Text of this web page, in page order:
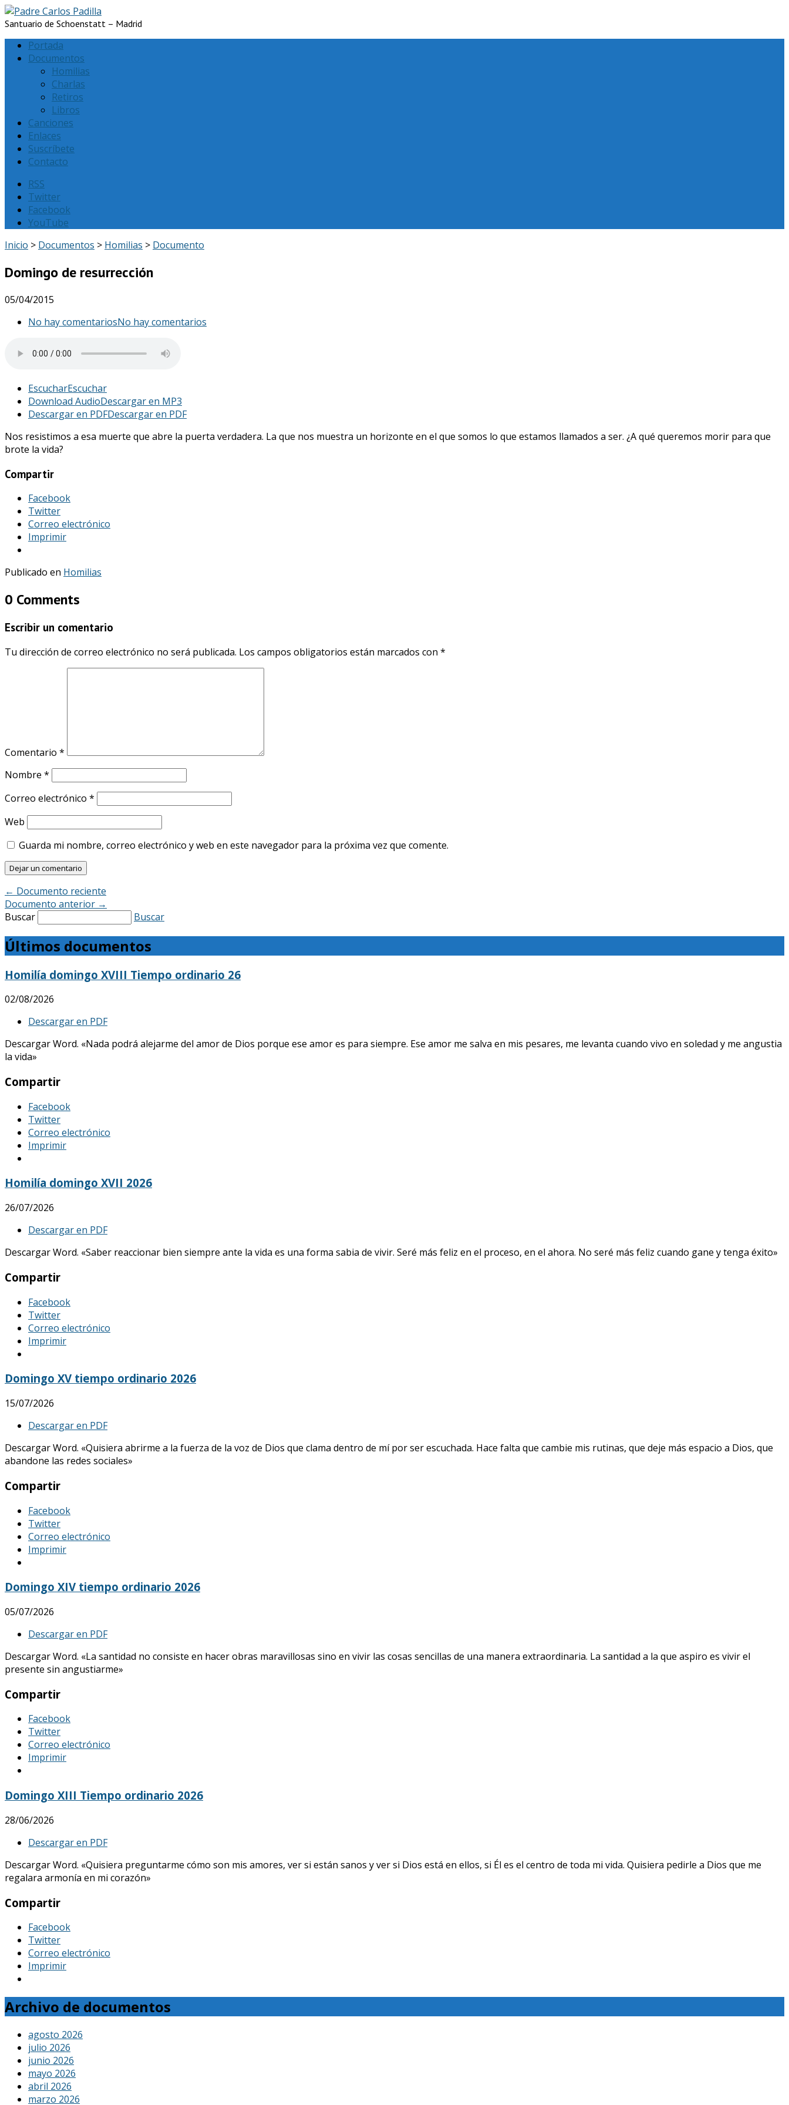
Santuario de Schoenstatt – Madrid
Portada
Documentos
Homilias
Charlas
Retiros
Libros
Canciones
Enlaces
Suscríbete
Contacto
RSS
Twitter
Facebook
YouTube
Inicio > Documentos > Homilias > Documento
Domingo de resurrección
05/04/2015
No hay comentariosNo hay comentarios
EscucharEscuchar
Download AudioDescargar en MP3
Descargar en PDFDescargar en PDF
Nos resistimos a esa muerte que abre la puerta verdadera. La que nos muestra un horizonte en el que somos lo que estamos llamados a ser. ¿A qué queremos morir para que
brote la vida?
Compartir
Facebook
Twitter
Correo electrónico
Imprimir
Publicado en Homilias
0 Comments
Escribir un comentario
Tu dirección de correo electrónico no será publicada. Los campos obligatorios están marcados con *
Comentario *
Nombre *
Correo electrónico *
Web
Guarda mi nombre, correo electrónico y web en este navegador para la próxima vez que comente.
← Documento reciente
Documento anterior →
Buscar
Buscar
Últimos documentos
Homilía domingo XVIII Tiempo ordinario 26
02/08/2026
Descargar en PDF
Descargar Word. «Nada podrá alejarme del amor de Dios porque ese amor es para siempre. Ese amor me salva en mis pesares, me levanta cuando vivo en soledad y me angustia
la vida»
Compartir
Facebook
Twitter
Correo electrónico
Imprimir
Homilía domingo XVII 2026
26/07/2026
Descargar en PDF
Descargar Word. «Saber reaccionar bien siempre ante la vida es una forma sabia de vivir. Seré más feliz en el proceso, en el ahora. No seré más feliz cuando gane y tenga éxito»
Compartir
Facebook
Twitter
Correo electrónico
Imprimir
Domingo XV tiempo ordinario 2026
15/07/2026
Descargar en PDF
Descargar Word. «Quisiera abrirme a la fuerza de la voz de Dios que clama dentro de mí por ser escuchada. Hace falta que cambie mis rutinas, que deje más espacio a Dios, que
abandone las redes sociales»
Compartir
Facebook
Twitter
Correo electrónico
Imprimir
Domingo XIV tiempo ordinario 2026
05/07/2026
Descargar en PDF
Descargar Word. «La santidad no consiste en hacer obras maravillosas sino en vivir las cosas sencillas de una manera extraordinaria. La santidad a la que aspiro es vivir el
presente sin angustiarme»
Compartir
Facebook
Twitter
Correo electrónico
Imprimir
Domingo XIII Tiempo ordinario 2026
28/06/2026
Descargar en PDF
Descargar Word. «Quisiera preguntarme cómo son mis amores, ver si están sanos y ver si Dios está en ellos, si Él es el centro de toda mi vida. Quisiera pedirle a Dios que me
regalara armonía en mi corazón»
Compartir
Facebook
Twitter
Correo electrónico
Imprimir
Archivo de documentos
agosto 2026
julio 2026
junio 2026
mayo 2026
abril 2026
marzo 2026